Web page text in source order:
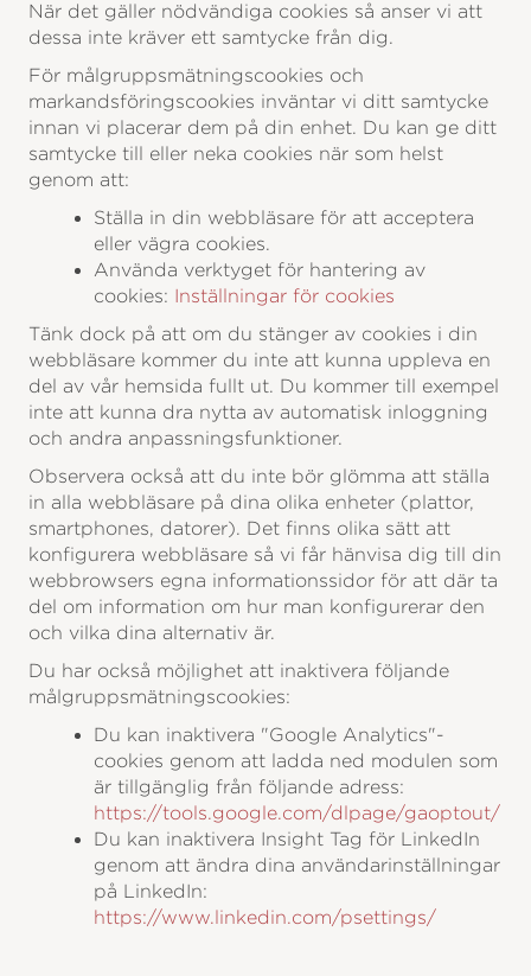
När det gäller nödvändiga cookies så anser vi att
dessa inte kräver ett samtycke från dig.
För målgruppsmätningscookies och
markandsföringscookies inväntar vi ditt samtycke
innan vi placerar dem på din enhet. Du kan ge ditt
samtycke till eller neka cookies när som helst
genom att:
Ställa in din webbläsare för att acceptera
eller vägra cookies.
Använda verktyget för hantering av
cookies: Inställningar för cookies
Tänk dock på att om du stänger av cookies i din
webbläsare kommer du inte att kunna uppleva en
del av vår hemsida fullt ut. Du kommer till exempel
inte att kunna dra nytta av automatisk inloggning
och andra anpassningsfunktioner.
Observera också att du inte bör glömma att ställa
in alla webbläsare på dina olika enheter (plattor,
smartphones, datorer). Det finns olika sätt att
konfigurera webbläsare så vi får hänvisa dig till din
webbrowsers egna informationssidor för att där ta
del om information om hur man konfigurerar den
och vilka dina alternativ är.
Du har också möjlighet att inaktivera följande
målgruppsmätningscookies:
Du kan inaktivera "Google Analytics"-
cookies genom att ladda ned modulen som
är tillgänglig från följande adress:
https://tools.google.com/dlpage/gaoptout/
Du kan inaktivera Insight Tag för LinkedIn
genom att ändra dina användarinställningar
på LinkedIn:
https://www.linkedin.com/psettings/